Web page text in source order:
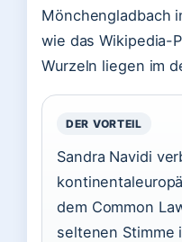
Mönchengladbach
wie das Wikipedia-
Wurzeln liegen im
DER VORTEIL
Sandra Navidi
dem Common
seltenen Stimme